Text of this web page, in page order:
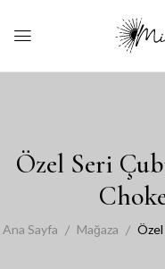
Özel Seri
Ana Sayfa Mağaza
Özel